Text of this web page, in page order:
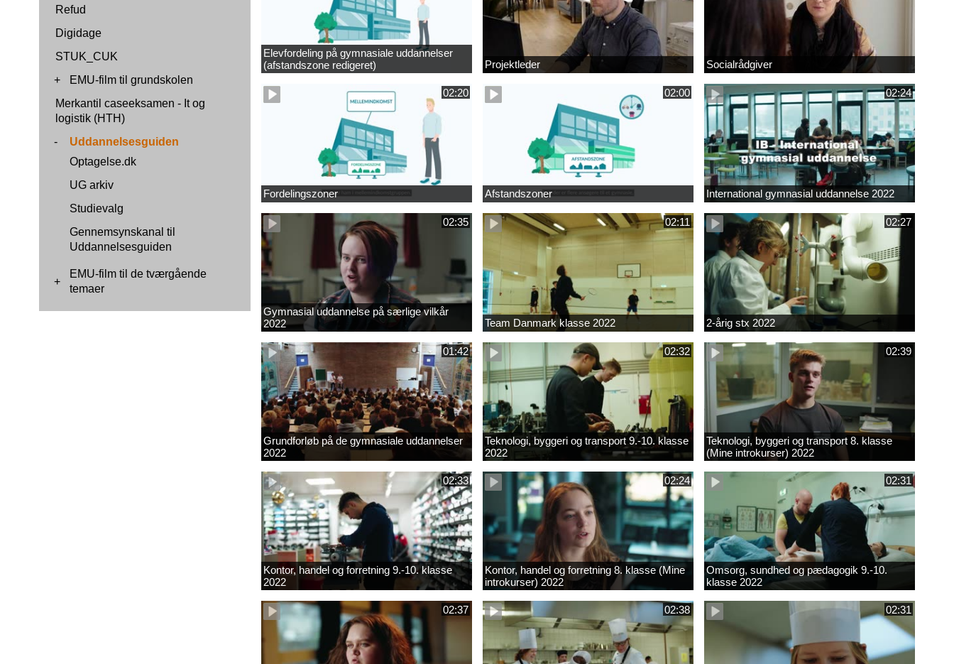
Refud
Digidage
STUK_CUK
+
EMU-film til grundskolen
Merkantil caseeksamen - It og
logistik (HTH)
-
Uddannelsesguiden
Optagelse.dk
UG arkiv
Studievalg
Gennemsynskanal til
Uddannelsesguiden
+
EMU-film til de tværgående
temaer
Elevfordeling på gymnasiale uddannelser
(afstandszone redigeret)
Projektleder Socialrådgiver
02:20
Fordelingszoner
02:00
Afstandszoner
02:24
International gymnasial uddannelse 2022
02:35
Gymnasial uddannelse på særlige vilkår
2022
02:11
Team Danmark klasse 2022
02:27
2-årig stx 2022
01:42
Grundforløb på de gymnasiale uddannelser
2022
02:32
Teknologi, byggeri og transport 9.-10. klasse
2022
02:39
Teknologi, byggeri og transport 8. klasse
(Mine introkurser) 2022
02:33
Kontor, handel og forretning 9.-10. klasse
2022
02:24
Kontor, handel og forretning 8. klasse (Mine
introkurser) 2022
02:31
Omsorg, sundhed og pædagogik 9.-10.
klasse 2022
02:37 02:38 02:31